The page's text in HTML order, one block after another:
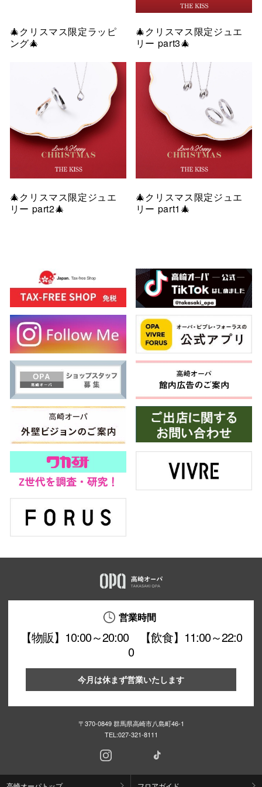
🎄クリスマス限定ラッピ
ング🎄
🎄クリスマス限定ジュエ
リー part3🎄
🎄クリスマス限定ジュエ
リー part2🎄
🎄クリスマス限定ジュエ
リー part1🎄
営業時間
【物販】10:00～20:00 【飲食】11:00～22:0
0
今月は休まず営業いたします
〒370-0849 群馬県高崎市八島町46-1
TEL:027-321-8111